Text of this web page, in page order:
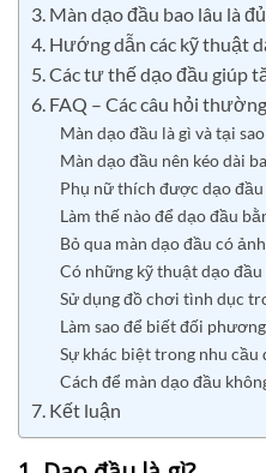
3. Màn dạo đầu bao lâu là
4. Hướng dẫn các kỹ thuật
5. Các tư thế dạo đầu giúp
6. FAQ – Các câu hỏi
Màn dạo đầu là gì và tại
Màn dạo đầu nên kéo dài
Phụ nữ thích được dạo
Làm thế nào để dạo đầu
Bỏ qua màn dạo đầu có
Có những kỹ thuật dạo
Sử dụng đồ chơi tình dục
Làm sao để biết đối
Sự khác biệt trong nhu cầu
Cách để màn dạo đầu
7. Kết luận